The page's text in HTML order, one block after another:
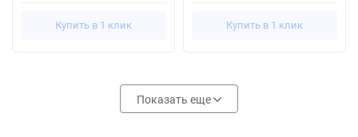
Купить в 1 клик Купить в 1 клик
Показать еще